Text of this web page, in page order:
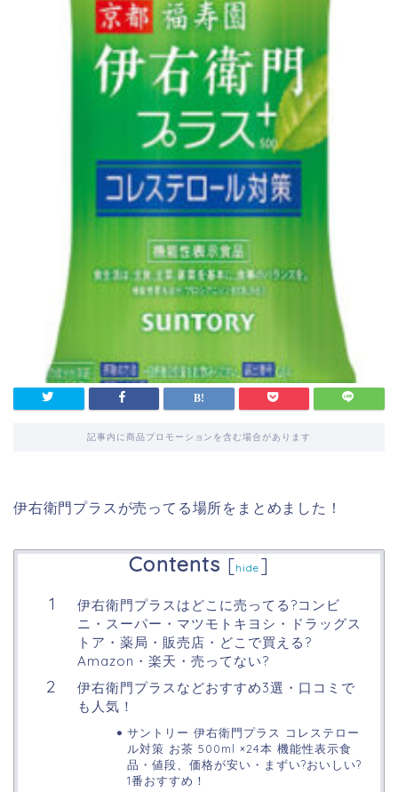
記事内に商品プロモーションを含む場合があります
伊右衛門プラスが売ってる場所をまとめました！
Contents [hide ]
伊右衛門プラスはどこに売ってる?コンビ
ニ・スーパー・マツモトキヨシ・ドラッグス
トア・薬局・販売店・どこで買える?
Amazon・楽天・売ってない?
伊右衛門プラスなどおすすめ3選・口コミで
も人気！
サントリー 伊右衛門プラス コレステロー
ル対策 お茶 500ml ×24本 機能性表示食
品・値段、価格が安い・まずい?おいしい?
1番おすすめ！